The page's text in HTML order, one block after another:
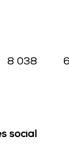
8 038
social